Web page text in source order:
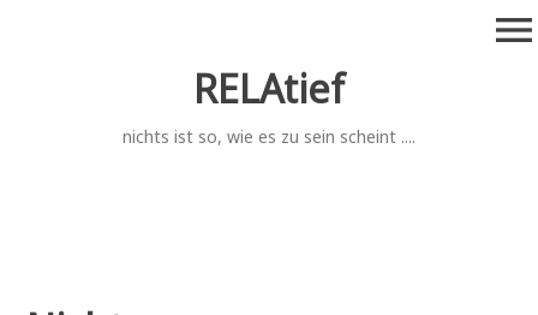
RELAtief
nichts ist so, wie es zu sein scheint ....
menu